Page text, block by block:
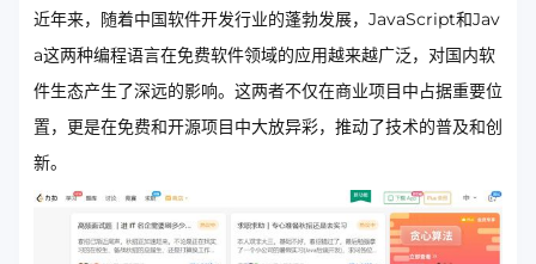
近年来，随着中国软件开发行业的蓬勃发展，JavaScript和Jav
a这两种编程语言在免费软件领域的应用越来越广泛，对国内软
件生态产生了深远的影响。这两者不仅在商业项目中占据重要位
置，更是在免费和开源项目中大放异彩，推动了技术的普及和创
新。